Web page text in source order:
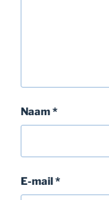
Naam*
E-mail*